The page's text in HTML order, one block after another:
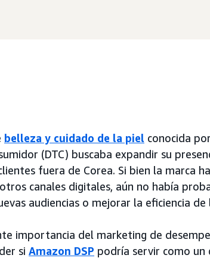
belleza y cuidado de la piel conocida
(DTC) buscaba expandir su
fuera de Corea. Si bien la marca
canales digitales, aún no había
audiencias o mejorar la eficiencia de
importancia del marketing de
si Amazon DSP podría servir como un